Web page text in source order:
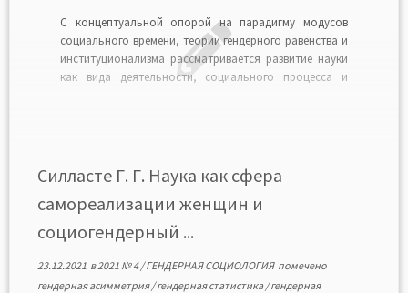
С концептуальной опорой на парадигму модусов
социального времени, теории гендерного равенства и
институционализма рассматривается развитие науки
как вида деятельности, социального процесса и
реальности анализируется как эволюция науки с
учетом […]
Силласте Г. Г. Наука как сфера
самореализации женщин и
социогендерный ...
23.12.2021в2021 № 4/ГЕНДЕРНАЯ СОЦИОЛОГИЯ помечено
гендерная асимметрия/гендерная статистика/гендерная